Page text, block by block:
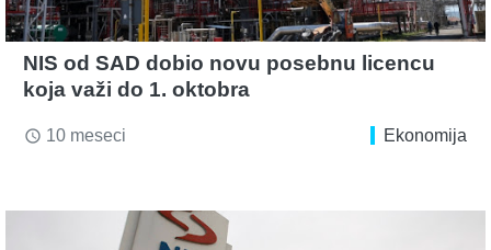
NIS od SAD dobio novu posebnu licencu
koja važi do 1. oktobra
access_time 10 meseci Ekonomija